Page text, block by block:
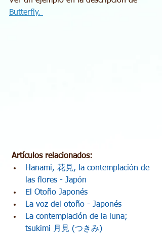
Butterfly.
Artículos relacionados:
Hanami, 花見, la contemplación de
las flores - Japón
El Otoño Japonés
La voz del otoño - Japonés
La contemplación de la luna;
tsukimi 月見 (つきみ)